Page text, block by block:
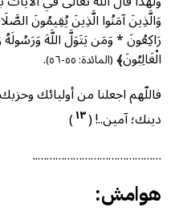
وَالَّذِينَ آمَنُوا الَّذِينَ يُقِيمُونَ
رَاكِعُونَ * وَمَن يَتَوَلَّ اللَّهَ
الْغَالِبُونَ﴾(المائدة: ٥٥-٥٦)
.
فاللّهم اجعلنا من أوليائك
دينك؛ آمين..!(١٣)
……………………………………..
هوامش: